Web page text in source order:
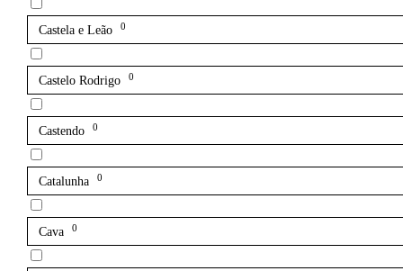
Castela e Leão 0
Castelo Rodrigo 0
Castendo 0
Catalunha 0
Cava 0